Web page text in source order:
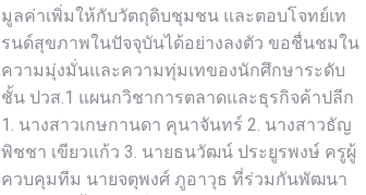
มูลค่าเพิ่มให้กับวัตถุดิบชุมชน และตอบโจทย์เท
รนด์สุขภาพในปัจจุบันได้อย่างลงตัว ขอชื่นชมใน
ความมุ่งมั่นและความทุ่มเทของนักศึกษาระดับ
ชั้น ปวส.1 แผนกวิชาการตลาดและธุรกิจค้าปลีก
1. นางสาวเกษกานดา คุนาจันทร์ 2. นางสาวธัญ
พิชชา เขียวแก้ว 3. นายธนวัฒน์ ประยูรพงษ์ ครูผู้
ควบคุมทีม นายจตุพงศ์ ภูอาวุธ ที่ร่วมกันพัฒนา